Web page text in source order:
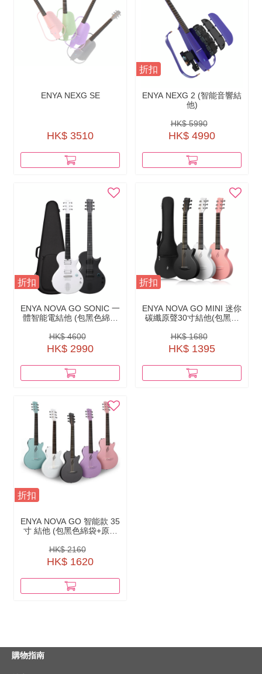
ENYA NEXG SE
HK$ 3510
折扣
ENYA NEXG 2 (智能音響結
他)
HK$ 5990
HK$ 4990
折扣
ENYA NOVA GO SONIC 一
體智能電結他 (包黑色綿袋
HK$ 4600
HK$ 2990
折扣
ENYA NOVA GO MINI 迷你
碳纖原聲30寸結他(包黑色
HK$ 1680
HK$ 1395
折扣
ENYA NOVA GO 智能款 35
寸 結他 (包黑色綿袋+原廠
HK$ 2160
HK$ 1620
購物指南